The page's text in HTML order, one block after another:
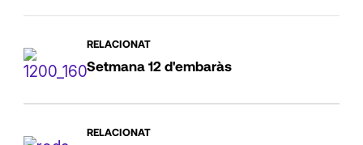
RELACIONAT
Setmana 12 d'embaràs
RELACIONAT